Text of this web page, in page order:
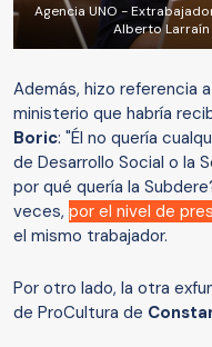
Agencia UNO -
Alberto
Además, hizo referencia
ministerio que habría
Boric: "Él no quería
de Desarrollo Social o la
por qué quería la
veces, por el nivel de
el mismo trabajador.
Por otro lado, la otra
de ProCultura de